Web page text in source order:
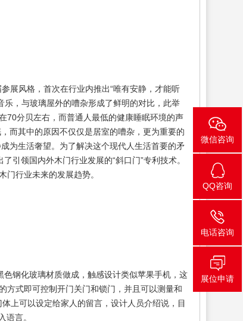
展风格，首次在行业内推出“唯有安静，才能听
，与玻璃屋外的嘈杂形成了鲜明的对比，此举
70分贝左右，而普通人最低的健康睡眠环境的声
而其中的原因不仅仅是居室的嘈杂，更为重要的
为生活奢望。为了解决这个现代人生活首要的矛
引领国内外木门行业发展的“斜口门”专利技术。
门行业未来的发展趋势。
钢化玻璃材质做成，触感设计类似苹果手机，这
方式即可控制开门关门和锁门，并且可以测量和
上可以设定给家人的留言，设计人员介绍说，目
语言。
微信咨询
QQ咨询
电话咨询
展位申请